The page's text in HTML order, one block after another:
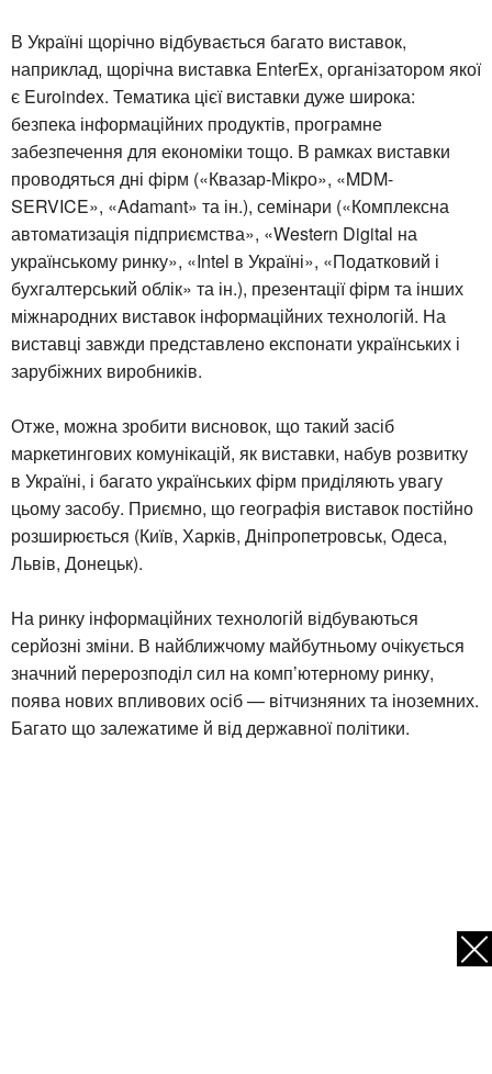
В Україні щорічно відбувається багато виставок,
наприклад, щорічна виставка EnterEx, організатором якої
є Euroindex. Тематика цієї виставки дуже широка:
безпека інформаційних продуктів, програмне
забезпечення для економіки тощо. В рамках виставки
проводяться дні фірм («Квазар-Мікро», «MDM-
SERVICE», «Adamant» та ін.), семінари («Комплексна
автоматизація підприємства», «Western Digital на
українському ринку», «Intel в Україні», «Податковий і
бухгалтерський облік» та ін.), презентації фірм та інших
міжнародних виставок інформаційних технологій. На
виставці завжди представлено експонати українських і
зарубіжних виробників.
Отже, можна зробити висновок, що такий засіб
маркетингових комунікацій, як виставки, набув розвитку
в Україні, і багато українських фірм приділяють увагу
цьому засобу. Приємно, що географія виставок постійно
розширюється (Київ, Харків, Дніпропетровськ, Одеса,
Львів, Донецьк).
На ринку інформаційних технологій відбуваються
серйозні зміни. В найближчому майбутньому очікується
значний перерозподіл сил на комп’ютерному ринку,
поява нових впливових осіб — вітчизняних та іноземних.
Багато що залежатиме й від державної політики.